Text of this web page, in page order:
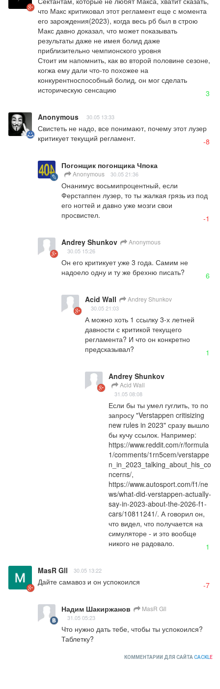
что Макс критиковал этот регламент еще с момента
его зарождения(2023), когда весь рб был в строю
Макс давно доказал, что может показывать
результаты даже не имея болид даже
приблизительно чемпионского уровня
Стоит им напомнить, как во второй половине сезоне,
когжа ему дали что-то похожее на
конкурентноспособный болид, он мог сделать
историческую сенсацию
3
Anonymous 30.05 13:33
Свистеть не надо, все понимают, почему этот лузер
критикует текущий регламент.
-8
Погонщик погонщика Чпока
Anonymous 30.05 21:36
Онанимус восьмипроцентный, если
Ферстаппен лузер, то ты жалкая грязь из под
его ногтей и давно уже мозги свои
просвистел.
-1
Andrey Shunkov Anonymous
30.05 15:26
Он его критикует уже 3 года. Самим не
надоело одну и ту же брехню писать?
6
Acid Wall Andrey Shunkov
30.05 21:03
А можно хоть 1 ссылку 3-х летней
давности с критикой текущего
регламента? И что он конкретно
предсказывал?
1
Andrey Shunkov
Acid Wall
31.05 08:08
Если бы ты умел гуглить, то по
запросу "Verstappen critisizing
new rules in 2023" сразу вышло
бы кучу ссылок. Например:
https://www.reddit.com/r/formula
1/comments/1rn5cem/verstappe
n_in_2023_talking_about_his_co
ncerns/,
https://www.autosport.com/f1/ne
ws/what-did-verstappen-actually-
say-in-2023-about-the-2026-f1-
cars/10811241/. А говорил он,
что видел, что получается на
симуляторе - и это вообще
никого не радовало.
1
MasR Gll 30.05 13:22
Дайте самавоз и он успокоился -7
Надим Шакиржанов MasR Gll
31.05 05:23
Что нужно дать тебе, чтобы ты успокоился?
Таблетку?
КОММЕНТАРИИ ДЛЯ САЙТА CACKLE